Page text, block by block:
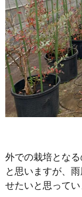
外での栽培とな
と思いますが、
せたいと思ってい